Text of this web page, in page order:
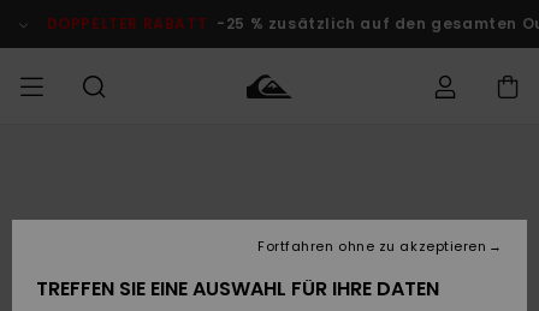
Produktinformation
DOPPELTER RABATT -25 % zusätzlich auf den gesamten
Accessoires
Accessoires
FRAUEN
Brandneu
Kinder
Snow Shop
Kinder
KINDER
TREFFEN SIE EINE AUSWAHL FÜR IHRE DATEN
Fortfahren ohne zu akzeptieren